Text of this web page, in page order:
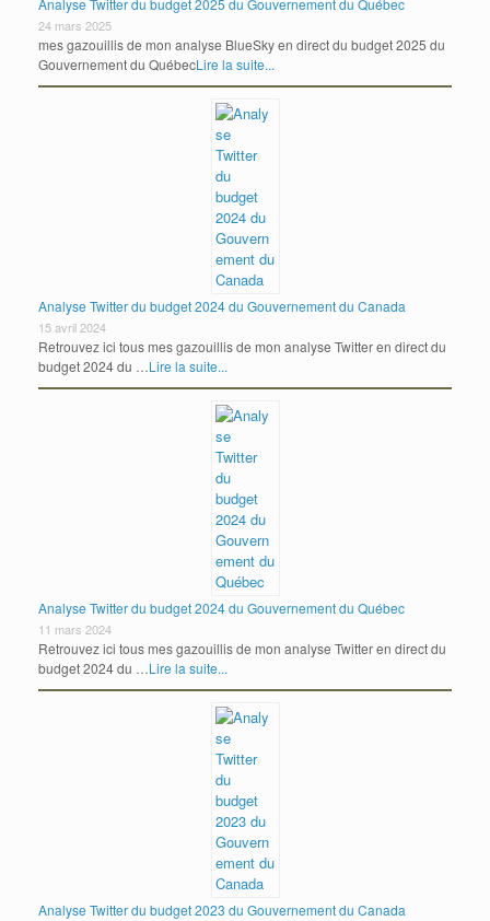
Analyse Twitter du budget 2025 du Gouvernement du Québec
24 mars 2025
mes gazouillis de mon analyse BlueSky en direct du budget 2025 du
Gouvernement du QuébecLire la suite...
Analyse Twitter du budget 2024 du Gouvernement du Canada
15 avril 2024
Retrouvez ici tous mes gazouillis de mon analyse Twitter en direct du
budget 2024 du …Lire la suite...
Analyse Twitter du budget 2024 du Gouvernement du Québec
11 mars 2024
Retrouvez ici tous mes gazouillis de mon analyse Twitter en direct du
budget 2024 du …Lire la suite...
Analyse Twitter du budget 2023 du Gouvernement du Canada